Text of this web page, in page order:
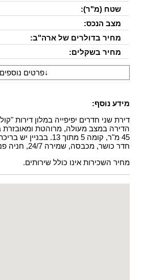
שטח (מ"ר):
מצב הנכס:
מחיר בדולרים של ארה"ב:
מחיר בשקלים:
↓פרטים נוספים
מידע נוסף:
דירת שני חדרים יפיפייה במלון דירות
הדירה במצב מעולה, מרוהטת
45 מ"ר, קומה 5 מתוך 13.
חדר כושר, מכבסה, שמירה 24/7, חניה פנימית וחיצונית.
מחיר השכירות אינו כולל שירותים.